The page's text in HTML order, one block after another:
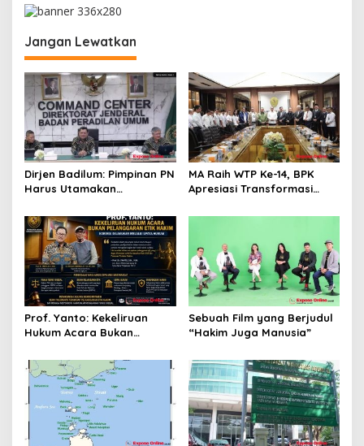
a
s
i
p
o
s
Jangan Lewatkan
Dirjen Badilum: Pimpinan PN
Harus Utamakan
Pribadi
MA Raih WTP Ke-14, BPK
Apresiasi Transformasi
Prof. Yanto: Kekeliruan
Hukum Acara Bukan
Koreksi Dilakukan Melalui
Upaya Hukum
Sebuah Film yang Berjudul
“Hakim Juga Manusia”